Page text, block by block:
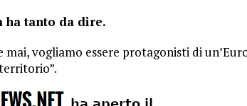
ha tanto da dire.
mai, vogliamo essere protagonisti di